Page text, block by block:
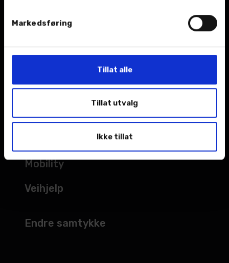
Markedsføring
Tillat alle
Tillat utvalg
Ikke tillat
Åpningstider
Verksted
Mobility
Veihjelp
Endre samtykke